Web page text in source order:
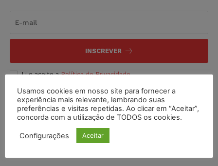
INSCREVER
Li e aceito aPolítica de Privacidade.
Usamos cookies em nosso site para fornecer a
experiência mais relevante, lembrando suas
preferências e visitas repetidas. Ao clicar em “Aceitar”,
concorda com a utilização de TODOS os cookies.
Configurações Aceitar